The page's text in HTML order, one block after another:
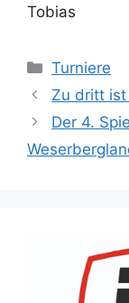
Tobias
Kategorien
Turniere
Zu dritt
Der 4.